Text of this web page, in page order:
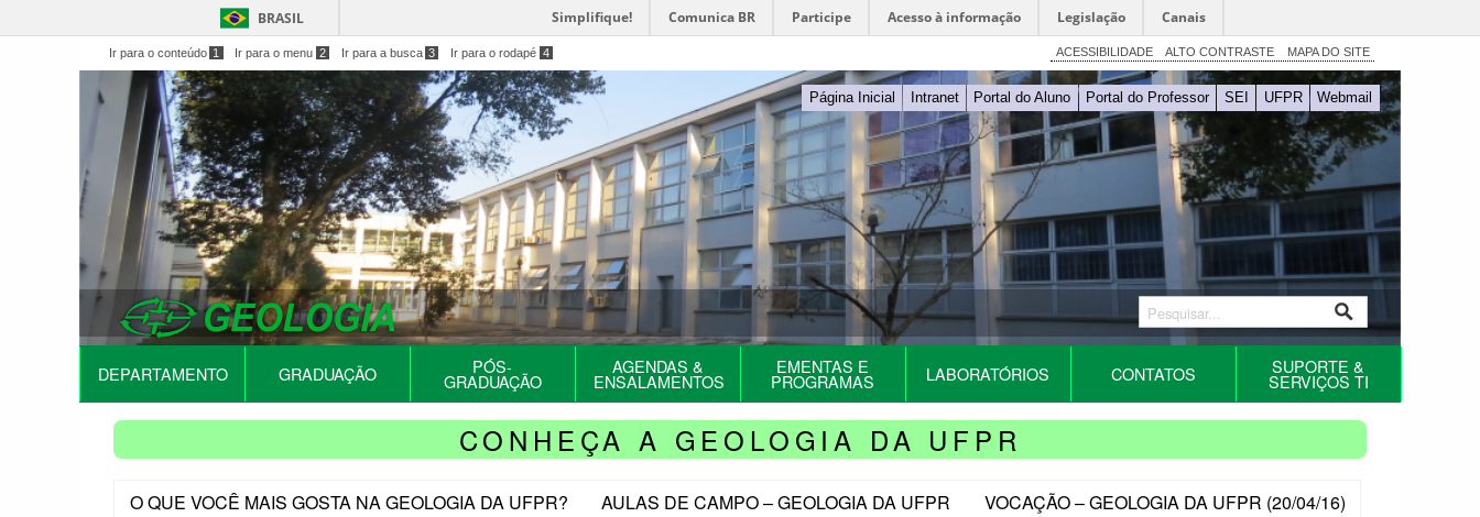
BRASIL Simplifique! Comunica BR Participe Acesso à informação Legislação Canais
Ir para o conteúdo 1 Ir para o menu 2 Ir para a busca 3 Ir para o rodapé 4 ACESSIBILIDADE ALTO CONTRASTE MAPA DO SITE
Página Inicial Intranet Portal do Aluno Portal do Professor SEI UFPR Webmail
DEPARTAMENTO GRADUAÇÃO PÓS-
GRADUAÇÃO
AGENDAS &
ENSALAMENTOS
EMENTAS E
PROGRAMAS LABORATÓRIOS CONTATOS SUPORTE &
SERVIÇOS TI
CONHEÇA A GEOLOGIA DA UFPR
O QUE VOCÊ MAIS GOSTA NA GEOLOGIA DA UFPR? AULAS DE CAMPO – GEOLOGIA DA UFPR VOCAÇÃO – GEOLOGIA DA UFPR (20/04/16)